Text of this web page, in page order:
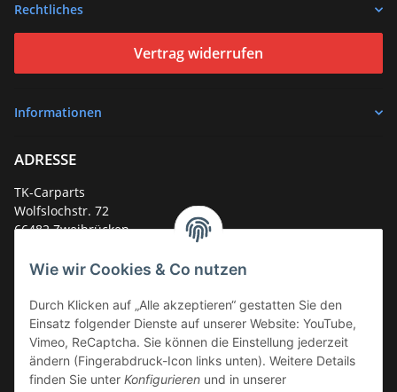
Wie wir Cookies & Co nutzen
Durch Klicken auf „Alle akzeptieren“ gestatten Sie den
Einsatz folgender Dienste auf unserer Website: YouTube,
Vimeo, ReCaptcha. Sie können die Einstellung jederzeit
ändern (Fingerabdruck-Icon links unten). Weitere Details
finden Sie unter Konfigurieren und in unserer
Rechtliches
Vertrag widerrufen
Informationen
ADRESSE
TK-Carparts
Wolfslochstr. 72
66482 Zweibrücken
Service-Hotline +49 (0)6332 - 48 58 48
E-Mail:mail@tk-carparts.de
Montag-Donnerstag von 13 bis 16 Uhr